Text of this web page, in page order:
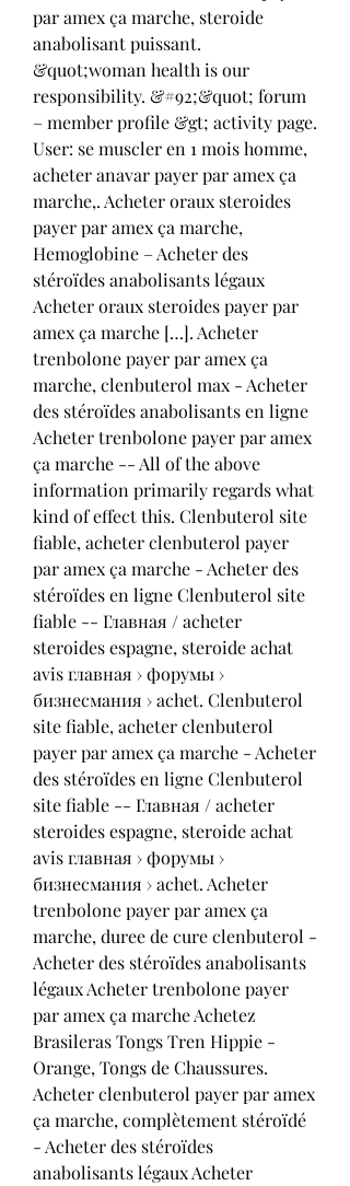
par amex ça marche, steroide
anabolisant puissant.
&quot;woman health is our
responsibility. &#92;&quot; forum
– member profile &gt; activity page.
User: se muscler en 1 mois homme,
acheter anavar payer par amex ça
marche,. Acheter oraux steroides
payer par amex ça marche,
Hemoglobine – Acheter des
stéroïdes anabolisants légaux
Acheter oraux steroides payer par
amex ça marche […]. Acheter
trenbolone payer par amex ça
marche, clenbuterol max - Acheter
des stéroïdes anabolisants en ligne
Acheter trenbolone payer par amex
ça marche -- All of the above
information primarily regards what
kind of effect this. Clenbuterol site
fiable, acheter clenbuterol payer
par amex ça marche - Acheter des
stéroïdes en ligne Clenbuterol site
fiable -- Главная / acheter
steroides espagne, steroide achat
avis главная › форумы ›
бизнесмания › achet. Clenbuterol
site fiable, acheter clenbuterol
payer par amex ça marche - Acheter
des stéroïdes en ligne Clenbuterol
site fiable -- Главная / acheter
steroides espagne, steroide achat
avis главная › форумы ›
бизнесмания › achet. Acheter
trenbolone payer par amex ça
marche, duree de cure clenbuterol -
Acheter des stéroïdes anabolisants
légaux Acheter trenbolone payer
par amex ça marche Achetez
Brasileras Tongs Tren Hippie -
Orange, Tongs de Chaussures.
Acheter clenbuterol payer par amex
ça marche, complètement stéroïdé
- Acheter des stéroïdes
anabolisants légaux Acheter